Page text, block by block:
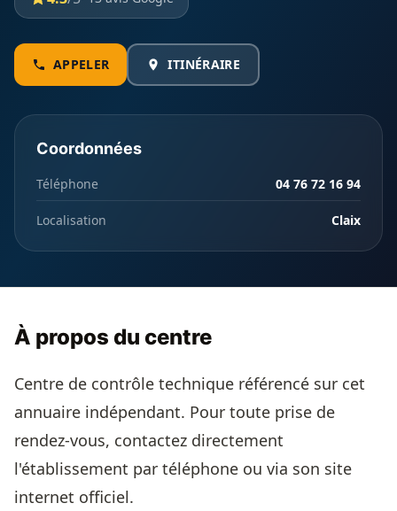
APPELER ITINÉRAIRE
Coordonnées
Téléphone 04 76 72 16 94
Localisation Claix
À propos du centre
Centre de contrôle technique référencé sur cet
annuaire indépendant. Pour toute prise de
rendez-vous, contactez directement
l'établissement par téléphone ou via son site
internet officiel.